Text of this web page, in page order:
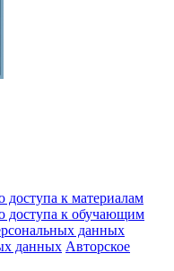
к материалам
доступа к обучающим
данных
данных Авторское